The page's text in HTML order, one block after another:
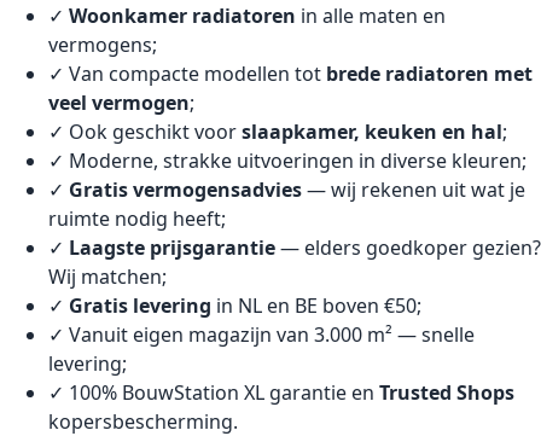
✓ Woonkamer radiatoren in alle maten en
vermogens;
✓ Van compacte modellen tot brede radiatoren met
veel vermogen;
✓ Ook geschikt voorslaapkamer, keuken en hal;
✓ Moderne, strakke uitvoeringen in diverse kleuren;
✓ Gratis vermogensadvies— wij rekenen uit wat je
ruimte nodig heeft;
✓ Laagste prijsgarantie— elders goedkoper gezien?
Wij matchen;
✓ Gratis levering in NL en BE boven €50;
✓ Vanuit eigen magazijn van 3.000 m² — snelle
levering;
✓ 100% BouwStation XL garantie en Trusted Shops
kopersbescherming.